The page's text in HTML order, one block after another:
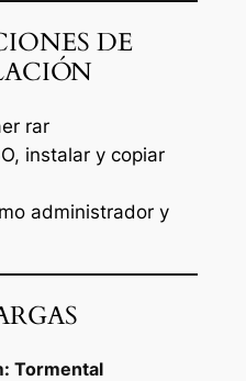
DE
rar
instalar y copiar
administrador y
Tormental